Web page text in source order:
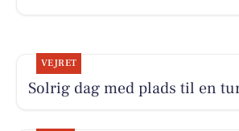
VEJRET
Solrig dag med plads til en